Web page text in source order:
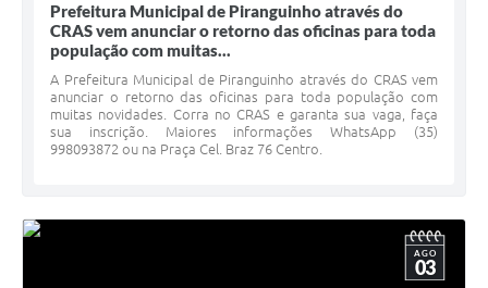
Prefeitura Municipal de Piranguinho através do
CRAS vem anunciar o retorno das oficinas para toda
população com muitas...
A Prefeitura Municipal de Piranguinho através do CRAS vem
anunciar o retorno das oficinas para toda população com
muitas novidades. Corra no CRAS e garanta sua vaga, faça
sua inscrição. Maiores informações WhatsApp (35)
998093872 ou na Praça Cel. Braz 76 Centro.
AGO
03